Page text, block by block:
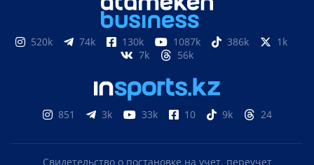
520k 74k 130k 1087k 386k
1k
7k
56k
851 3k 33k 10 9k 24
Свидетельство о постановке на учет, переучет